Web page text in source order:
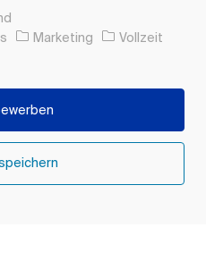
Kategorie
Marketing Auftragstyp
Vollzeit